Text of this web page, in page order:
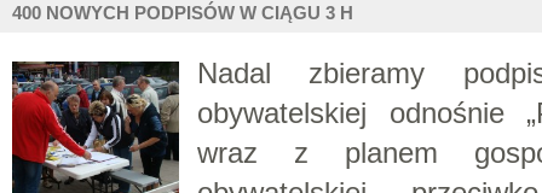
400 NOWYCH PODPISÓW W CIĄGU 3 H
Nadal zbieramy
obywatelskiej odnośnie
wraz z planem